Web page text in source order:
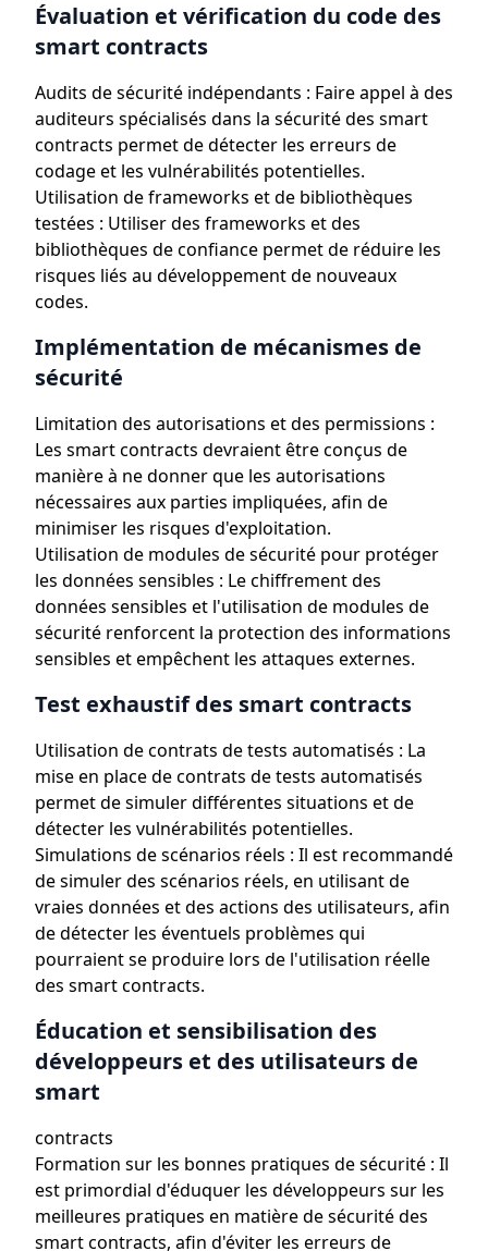
Évaluation et vérification du code des
smart contracts
Audits de sécurité indépendants : Faire appel à des
auditeurs spécialisés dans la sécurité des smart
contracts permet de détecter les erreurs de
codage et les vulnérabilités potentielles.
Utilisation de frameworks et de bibliothèques
testées : Utiliser des frameworks et des
bibliothèques de confiance permet de réduire les
risques liés au développement de nouveaux
codes.
Implémentation de mécanismes de
sécurité
Limitation des autorisations et des permissions :
Les smart contracts devraient être conçus de
manière à ne donner que les autorisations
nécessaires aux parties impliquées, afin de
minimiser les risques d'exploitation.
Utilisation de modules de sécurité pour protéger
les données sensibles : Le chiffrement des
données sensibles et l'utilisation de modules de
sécurité renforcent la protection des informations
sensibles et empêchent les attaques externes.
Test exhaustif des smart contracts
Utilisation de contrats de tests automatisés : La
mise en place de contrats de tests automatisés
permet de simuler différentes situations et de
détecter les vulnérabilités potentielles.
Simulations de scénarios réels : Il est recommandé
de simuler des scénarios réels, en utilisant de
vraies données et des actions des utilisateurs, afin
de détecter les éventuels problèmes qui
pourraient se produire lors de l'utilisation réelle
des smart contracts.
Éducation et sensibilisation des
développeurs et des utilisateurs de
smart
contracts
Formation sur les bonnes pratiques de sécurité : Il
est primordial d'éduquer les développeurs sur les
meilleures pratiques en matière de sécurité des
smart contracts, afin d'éviter les erreurs de